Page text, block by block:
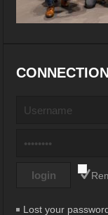
CONNECTION
Lost your